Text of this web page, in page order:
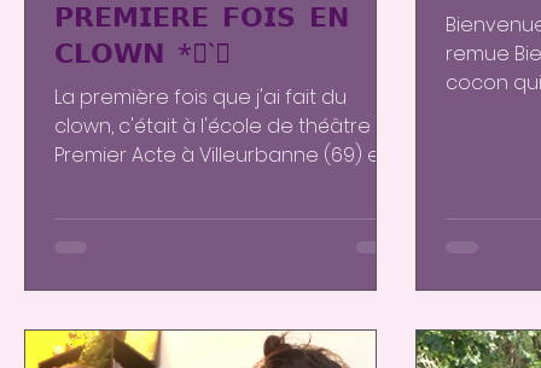
𝗣𝗥𝗘𝗠𝗜𝗘𝗥𝗘 𝗙𝗢𝗜𝗦 𝗘𝗡
𝗖𝗟𝗢𝗪𝗡 *⃟`⃟
La première fois que j'ai fait du
clown, c'était à l'école de théâtre
Premier Acte à Villeurbanne (69) en
remue
cocon